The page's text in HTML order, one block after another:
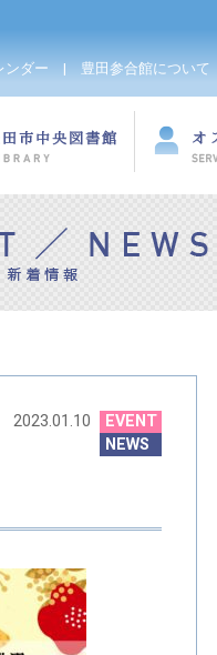
豊田参合館について
ンダー |
EVENT
NEWS
2023.01.10